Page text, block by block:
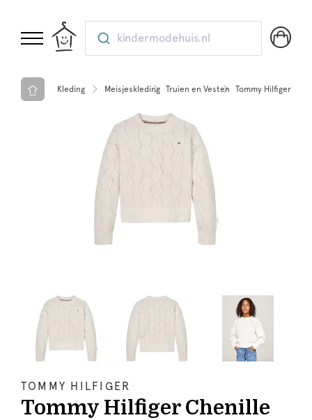
kindermodehuis.nl
Kleding Meisjeskleding Truien en Vesten Tommy Hilfiger
TOMMY HILFIGER
Tommy Hilfiger Chenille